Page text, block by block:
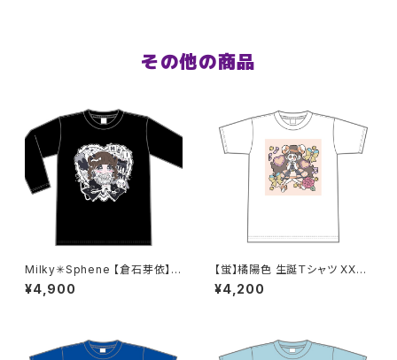
その他の商品
Milky✳︎Sphene 【倉石芽依】生
誕祭ロンT S〜XLサイズ
¥4,900
【蛍】橘陽色 生誕Ｔシャツ XX
L〜XXXLサイズ
¥4,200